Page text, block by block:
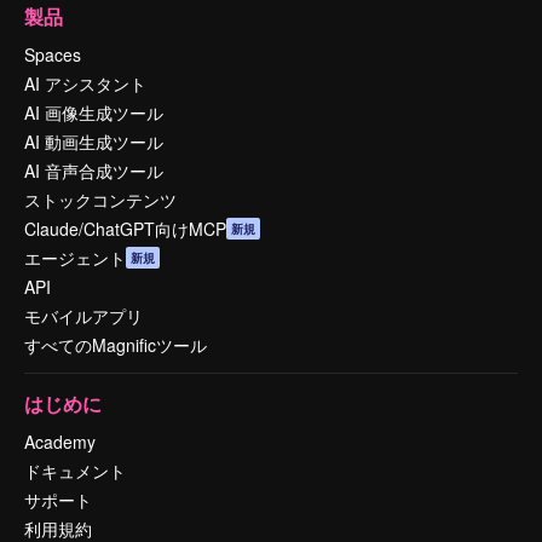
製品
Spaces
AI アシスタント
AI 画像生成ツール
AI 動画生成ツール
AI 音声合成ツール
ストックコンテンツ
Claude/ChatGPT向けMCP 新規
エージェント 新規
API
モバイルアプリ
すべてのMagnificツール
はじめに
Academy
ドキュメント
サポート
利用規約